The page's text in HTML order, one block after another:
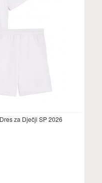
za Dječji SP 2026